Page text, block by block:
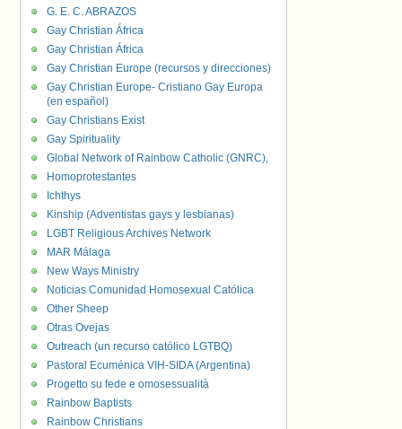
G. E. C. ABRAZOS
Gay Christian África
Gay Christian África
Gay Christian Europe (recursos y direcciones)
Gay Christian Europe- Cristiano Gay Europa
(en español)
Gay Christians Exist
Gay Spirituality
Global Network of Rainbow Catholic (GNRC),
Homoprotestantes
Ichthys
Kinship (Adventistas gays y lesbianas)
LGBT Religious Archives Network
MAR Málaga
New Ways Ministry
Noticias Comunidad Homosexual Católica
Other Sheep
Otras Ovejas
Outreach (un recurso católico LGTBQ)
Pastoral Ecuménica VIH-SIDA (Argentina)
Progetto su fede e omosessualità
Rainbow Baptists
Rainbow Christians